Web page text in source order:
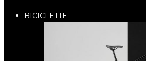
BICICLETTE